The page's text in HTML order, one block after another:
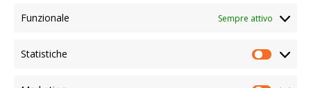
Funzionale Sempre attivo
Statistiche